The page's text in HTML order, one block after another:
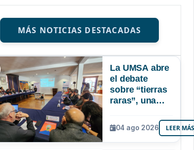
MÁS NOTICIAS DESTACADAS
La UMSA abre
el debate
sobre “tierras
raras”, una
mineral que
Bolivia aún no
explora ni
04 ago 2026 LEER